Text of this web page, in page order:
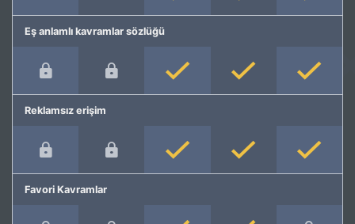
Eş anlamlı kavramlar sözlüğü
Reklamsız erişim
Favori Kavramlar